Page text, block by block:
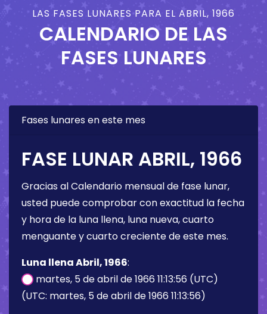
LAS FASES LUNARES PARA EL ABRIL, 1966
CALENDARIO DE LAS
FASES LUNARES
Fases lunares en este mes
FASE LUNAR ABRIL, 1966
Gracias al Calendario mensual de fase lunar,
usted puede comprobar con exactitud la fecha
y hora de la luna llena, luna nueva, cuarto
menguante y cuarto creciente de este mes.
Luna llena Abril, 1966:
martes, 5 de abril de 1966 11:13:56 (UTC)
(UTC: martes, 5 de abril de 1966 11:13:56)